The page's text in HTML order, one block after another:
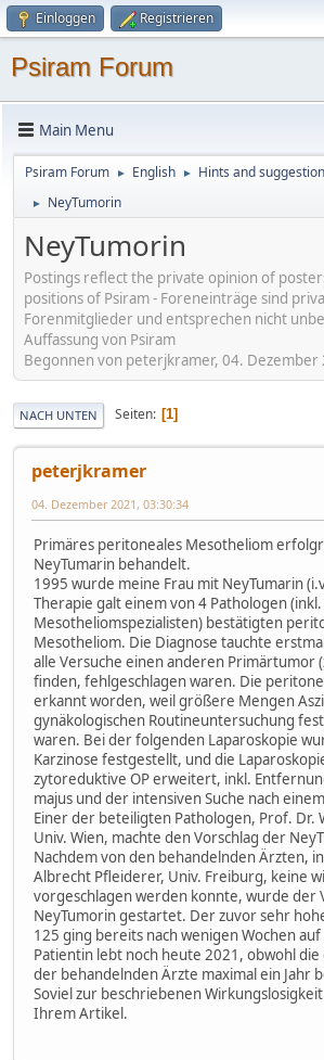
Einloggen Registrieren
Psiram Forum
Main Menu
Psiram Forum ► English ► Hints and
► NeyTumorin
NeyTumorin
Postings reflect the private opinion of
positions of Psiram - Foreneinträge sind
Forenmitglieder und entsprechen nicht
Auffassung von Psiram
Begonnen von peterjkramer, 04. Dezember
NACH UNTEN Seiten 1
peterjkramer
04. Dezember 2021, 03:30:34
Primäres peritoneales Mesotheliom
NeyTumarin behandelt.
1995 wurde meine Frau mit NeyTumarin
Therapie galt einem von 4 Pathologen (inkl.
Mesotheliomspezialisten) bestätigten
Mesotheliom. Die Diagnose tauchte
alle Versuche einen anderen Primärtumor
finden, fehlgeschlagen waren. Die
erkannt worden, weil größere Mengen
gynäkologischen Routineuntersuchung
waren. Bei der folgenden Laparoskopie
Karzinose festgestellt, und die
zytoreduktive OP erweitert, inkl.
majus und der intensiven Suche nach
Einer der beteiligten Pathologen, Prof. Dr.
Univ. Wien, machte den Vorschlag der
Nachdem von den behandelnden Ärzten,
Albrecht Pfleiderer, Univ. Freiburg, keine
vorgeschlagen werden konnte, wurde der
NeyTumorin gestartet. Der zuvor sehr
125 ging bereits nach wenigen Wochen
Patientin lebt noch heute 2021, obwohl die
der behandelnden Ärzte maximal ein Jahr
Soviel zur beschriebenen
Ihrem Artikel.